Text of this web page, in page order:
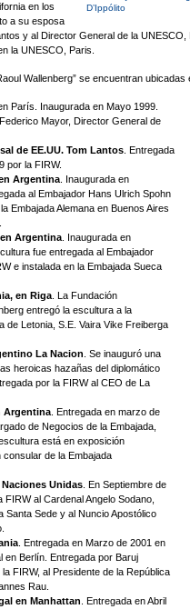
D’Ippólito
en los
a su esposa
y al Director General de la
la UNESCO, Paris.
Wallenberg” se encuentran ubicadas
París. Inaugurada en Mayo 1999.
Mayor, Director General de
de EE.UU. Tom Lantos . Entregada
por la FIRW.
Argentina . Inaugurada en
al Embajador Hans Ulrich Spohn
Embajada Alemana en Buenos Aires
Argentina . Inaugurada en
fue entregada al Embajador
e instalada en la Embajada Sueca
en Riga . La Fundación
entregó la escultura a la
de Letonia, S.E. Vaira Vike Freiberga
La Nacion . Se inauguró una
heroicas hazañas del diplomático
por la FIRW al CEO de La
Argentina . Entregada en marzo de
de Negocios de la Embajada,
está en exposición
de la Embajada
Unidas . En Septiembre de
al Cardenal Angelo Sodano,
Santa Sede y al Nuncio Apostólico
. Entregada en Marzo de 2001 en
en Berlín. Entregada por Baruj
FIRW, al Presidente de la República
Rau.
en Manhattan . Entregada en Abril